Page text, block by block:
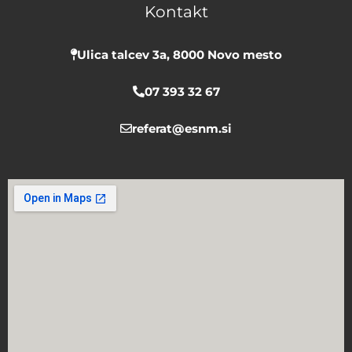
k
b
a
Kontakt
Ulica talcev 3a, 8000 Novo mesto
07 393 32 67
referat@esnm.si